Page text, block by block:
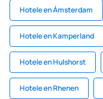
Hotele en Ámsterdam
Hotele en Kamperland
Hotele en Hulshorst
Hotele en Rhenen